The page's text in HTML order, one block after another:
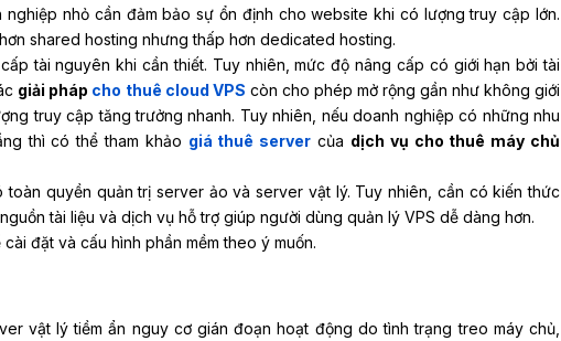
nghiệp nhỏ cần đảm bảo sự ổn định cho website khi có lượng truy cập lớn.
shared hosting nhưng thấp hơn dedicated hosting.
tài nguyên khi cần thiết. Tuy nhiên, mức độ nâng cấp có giới hạn bởi tài
giải pháp cho thuê cloud VPS còn cho phép mở rộng gần như không giới
truy cập tăng trưởng nhanh. Tuy nhiên, nếu doanh nghiệp có những nhu
thì có thể tham khảo giá thuê server của dịch vụ cho thuê máy chủ
toàn quyền quản trị server ảo và server vật lý. Tuy nhiên, cần có kiến thức
tài liệu và dịch vụ hỗ trợ giúp người dùng quản lý VPS dễ dàng hơn.
đặt và cấu hình phần mềm theo ý muốn.
vật lý tiềm ẩn nguy cơ gián đoạn hoạt động do tình trạng treo máy chủ,